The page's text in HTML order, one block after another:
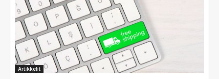
Artikkelit